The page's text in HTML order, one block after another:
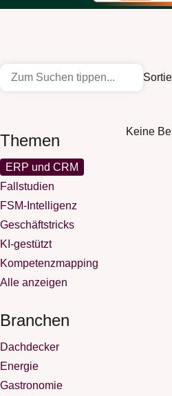
Themen
ERP und CRM
Fallstudien
FSM-Intelligenz
Geschäftstricks
KI-gestützt
Kompetenzmapping
Alle anzeigen
Branchen
Dachdecker
Energie
Gastronomie
Keine